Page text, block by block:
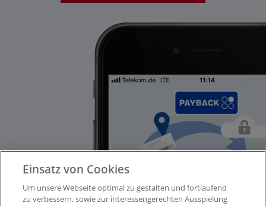
Einsatz von Cookies
Um unsere Webseite optimal zu gestalten und fortlaufend
zu verbessern, sowie zur interessengerechten Ausspielung